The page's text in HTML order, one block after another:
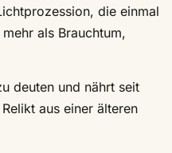
die einmal
als Brauchtum,
deuten und nährt seit
aus einer älteren